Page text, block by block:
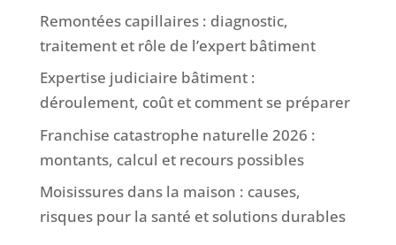
Remontées capillaires : diagnostic,
traitement et rôle de l’expert bâtiment
Expertise judiciaire bâtiment :
déroulement, coût et comment se préparer
Franchise catastrophe naturelle 2026 :
montants, calcul et recours possibles
Moisissures dans la maison : causes,
risques pour la santé et solutions durables